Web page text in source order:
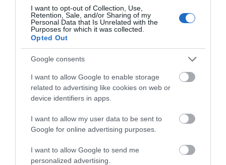
I want to opt-out of Collection, Use,
Retention, Sale, and/or Sharing of my
Personal Data that Is Unrelated with the
Purposes for which it was collected.
Opted Out
Google consents
I want to allow Google to enable storage
related to advertising like cookies on web or
device identifiers in apps.
I want to allow my user data to be sent to
Google for online advertising purposes.
I want to allow Google to send me
personalized advertising.
Παραλία «διαμάντι»: Θυμίζει
Κουφονήσια και απέχει μόλις 1,5
ώρα από την Αθήνα
09.08.2026 | 16:00
Νέα τραγωδία σε παραλία της
Εύβοιας: Πέθανε άνδρας
09.08.2026 | 15:40
Market Pass: Νέος κύκλος από το
φθινόπωρο του 2026 – Πότε
αναμένονται οι πληρωμές
09.08.2026 | 15:20
που συνεχίζεται
Χαμός με πασίγνωστο
Εύβοια – Δείτε τι έγινε
απαγορεύεται η
κυκλοφορία οχημάτων
και πεζών